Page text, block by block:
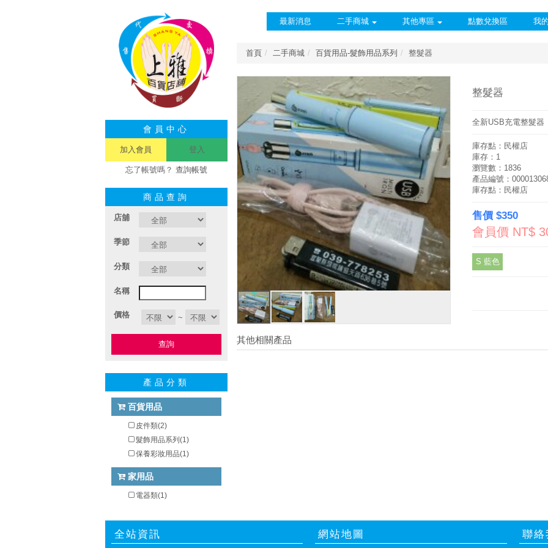
會員中心
加入會員 登入
忘了帳號嗎？ 查詢帳號
商品查詢
店舖
季節
分類
名稱
價格 ~
查詢
產品分類
百貨用品
皮件類(2)
髮飾用品系列(1)
保養彩妝用品(1)
家用品
電器類(1)
最新消息 二手商城 其他專區 點數兌換區 我
首頁 二手商城 百貨用品-髮飾用品系列 整髮器
整髮器
全新USB充電整髮器
庫存點：民權店
庫存：1
瀏覽數：1836
產品編號：
庫存點：民權店
售價 $350
會員價 NT$
S 藍色
其他相關產品
全站資訊 網站地圖 聯絡